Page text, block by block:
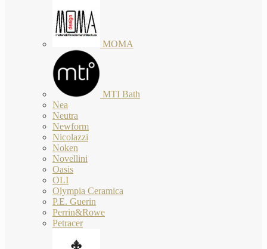
MOMA
MTI Bath
Nea
Neutra
Newform
Nicolazzi
Noken
Novellini
Oasis
OLI
Olympia Ceramica
P.E. Guerin
Perrin&Rowe
Petracer